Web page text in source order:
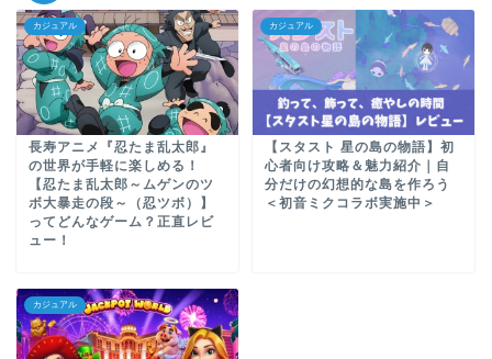
カジュアル
長寿アニメ『忍たま乱太郎』
の世界が手軽に楽しめる！
【忍たま乱太郎～ムゲンのツ
ボ大暴走の段～（忍ツボ）】
ってどんなゲーム？正直レビ
ュー！
カジュアル
【スタスト 星の島の物語】初
心者向け攻略＆魅力紹介｜自
分だけの幻想的な島を作ろう
＜初音ミクコラボ実施中＞
カジュアル